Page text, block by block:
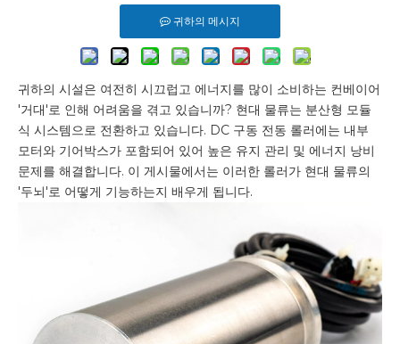
귀하의 메시지
귀하의 시설은 여전히 ​​시끄럽고 에너지를 많이 소비하는 컨베이어
'거대'로 인해 어려움을 겪고 있습니까? 현대 물류는 분산형 모듈
식 시스템으로 전환하고 있습니다. DC 구동 전동 롤러에는 내부
모터와 기어박스가 포함되어 있어 높은 유지 관리 및 에너지 낭비
문제를 해결합니다. 이 게시물에서는 이러한 롤러가 현대 물류의
'두뇌'로 어떻게 기능하는지 배우게 됩니다.